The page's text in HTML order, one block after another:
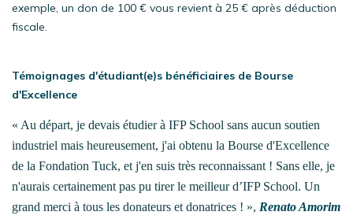
exemple, un don de 100 € vous revient à 25 € après déduction
fiscale.
Témoignages d'étudiant(e)s bénéficiaires de Bourse
d'Excellence
« Au départ, je devais étudier à IFP School sans aucun soutien
industriel mais heureusement, j'ai obtenu la Bourse d'Excellence
de la Fondation Tuck, et j'en suis très reconnaissant ! Sans elle, je
n'aurais certainement pas pu tirer le meilleur d’IFP School. Un
grand merci à tous les donateurs et donatrices ! », Renato Amorim